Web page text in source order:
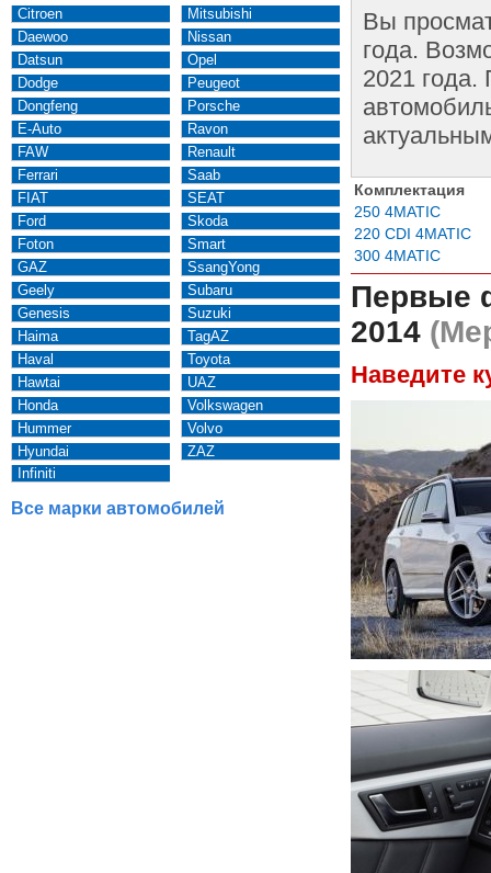
Citroen
Daewoo
Datsun
Dodge
Dongfeng
E-Auto
FAW
Ferrari
FIAT
Ford
Foton
GAZ
Geely
Genesis
Haima
Haval
Hawtai
Honda
Hummer
Hyundai
Infiniti
Mitsubishi
Nissan
Opel
Peugeot
Porsche
Ravon
Renault
Saab
SEAT
Skoda
Smart
SsangYong
Subaru
Suzuki
TagAZ
Toyota
UAZ
Volkswagen
Volvo
ZAZ
Все марки автомобилей
Вы
года.
2021 года.
Комплектация
250 4MATIC
220 CDI 4MATIC
300 4MATIC
Первые
2014
Наведите